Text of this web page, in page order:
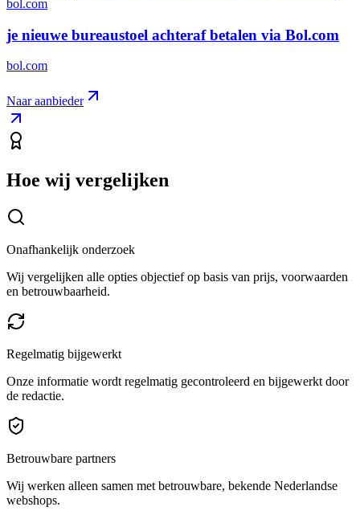
je nieuwe bureaustoel achteraf betalen via Bol.com
bol.com
Naar aanbieder
Hoe wij vergelijken
Onafhankelijk onderzoek
Wij vergelijken alle opties objectief op basis van prijs, voorwaarden
en betrouwbaarheid.
Regelmatig bijgewerkt
Onze informatie wordt regelmatig gecontroleerd en bijgewerkt door
de redactie.
Betrouwbare partners
Wij werken alleen samen met betrouwbare, bekende Nederlandse
webshops.